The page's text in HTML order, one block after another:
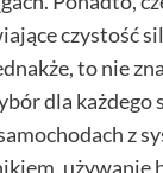
czystość
to nie
dla każdego
z
używanie